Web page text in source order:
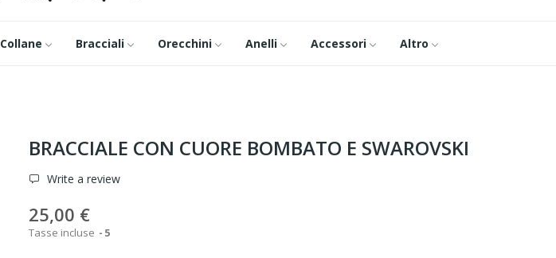
Collane Bracciali Orecchini Anelli Accessori Altro
BRACCIALE CON CUORE BOMBATO E SWAROVSKI
Write a review
25,00 €
Tasse incluse 5